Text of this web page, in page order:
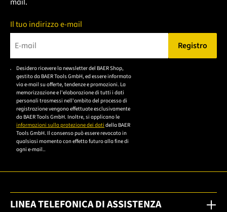
Il tuo indirizzo e-mail
Bitte geben Sie eine gültige E-Mail-Adresse ein.
Registro
Desidero ricevere la newsletter del BAER Shop,
gestito da BAER Tools GmbH, ed essere informato
via e-mail su offerte, tendenze e promozioni. La
memorizzazione e l'elaborazione di tutti i dati
personali trasmessi nell'ambito del processo di
registrazione vengono effettuate esclusivamente
da BAER Tools GmbH. Inoltre, si applicano le
informazioni sulla protezione dei dati della BAER
Tools GmbH. Il consenso può essere revocato in
qualsiasi momento con effetto futuro alla fine di
ogni e-mail..
LINEA TELEFONICA DI ASSISTENZA